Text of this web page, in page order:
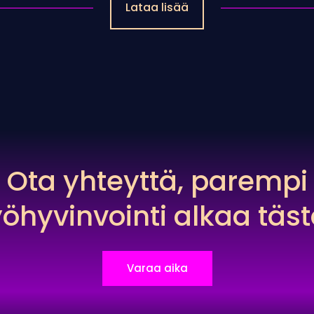
Lataa lisää
Ota yhteyttä, parempi
alkaa
Varaa aika